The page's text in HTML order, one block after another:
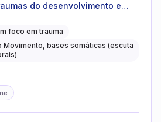
do desenvolvimento e
foco em trauma
Movimento, bases somáticas (escuta